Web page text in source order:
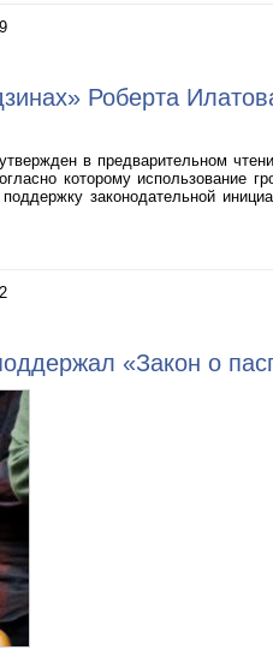
Роберта
в предварительном
которому использование
законодательной
«Закон о